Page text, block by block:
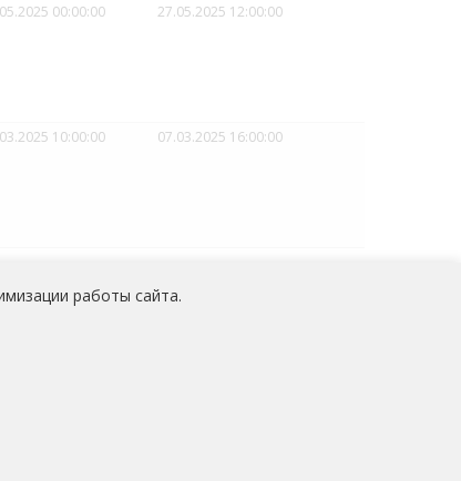
00:00:00 27.05.2025 12:00:00
10:00:00 07.03.2025 16:00:00
работы сайта.